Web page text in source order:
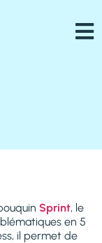
Sprint, le
en 5
il permet de